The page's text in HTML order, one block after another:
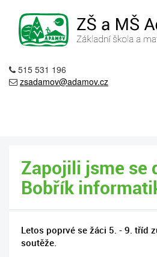
515 531 196
zsadamov@adamov.cz
Zapojili jsme se
Bobřík
Letos poprvé se žáci 5. - 9. tříd
soutěže.